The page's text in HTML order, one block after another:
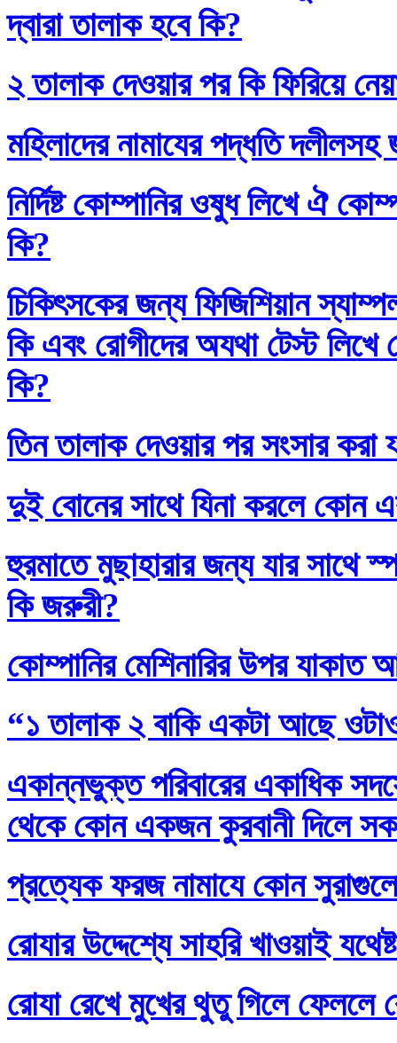
দ্বারা তালাক হবে কি?
২ তালাক দেওয়ার পর কি ফিরিয়ে
মহিলাদের নামাযের পদ্ধতি দলীলসহ
নির্দিষ্ট কোম্পানির ওষুধ লিখে ঐ
কি?
চিকিৎসকের জন্য ফিজিশিয়ান
কি এবং রোগীদের অযথা টেস্ট লিখে
কি?
তিন তালাক দেওয়ার পর সংসার করা
দুই বোনের সাথে যিনা করলে কোন
হুরমাতে মুছাহারার জন্য যার সাথে
কি জরুরী?
কোম্পানির মেশিনারির উপর যাকাত
“১ তালাক ২ বাকি একটা আছে
একান্নভুক্ত পরিবারের একাধিক
থেকে কোন একজন কুরবানী দিলে
প্রত্যেক ফরজ নামাযে কোন
রোযার উদ্দেশ্যে সাহরি খাওয়াই
রোযা রেখে মুখের থুতু গিলে ফেললে